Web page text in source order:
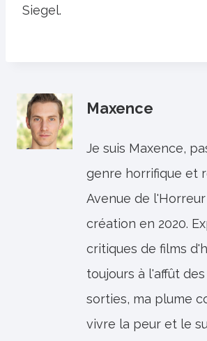
Siegel.
Maxence
Je suis Maxence,
genre horrifique et
Avenue de
création en 2020.
critiques de films
toujours à l'affût
sorties, ma plume
vivre la peur et le